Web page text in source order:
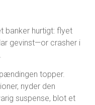
banker hurtigt: flyet
gevinst—or crasher i
topper.
nyder den
suspense, blot et